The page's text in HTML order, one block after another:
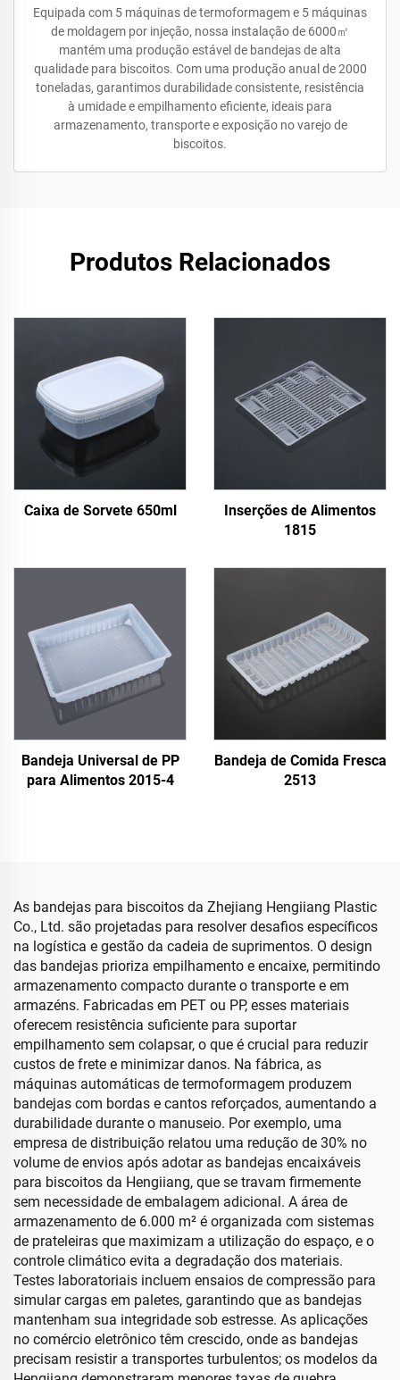
Equipada com 5 máquinas de termoformagem e 5 máquinas
de moldagem por injeção, nossa instalação de 6000㎡
mantém uma produção estável de bandejas de alta
qualidade para biscoitos. Com uma produção anual de 2000
toneladas, garantimos durabilidade consistente, resistência
à umidade e empilhamento eficiente, ideais para
armazenamento, transporte e exposição no varejo de
biscoitos.
Produtos Relacionados
Caixa de Sorvete 650ml
Inserções de Alimentos
1815
Bandeja Universal de PP
para Alimentos 2015-4
Bandeja de Comida Fresca
2513
As bandejas para biscoitos da Zhejiang Hengiiang Plastic
Co., Ltd. são projetadas para resolver desafios específicos
na logística e gestão da cadeia de suprimentos. O design
das bandejas prioriza empilhamento e encaixe, permitindo
armazenamento compacto durante o transporte e em
armazéns. Fabricadas em PET ou PP, esses materiais
oferecem resistência suficiente para suportar
empilhamento sem colapsar, o que é crucial para reduzir
custos de frete e minimizar danos. Na fábrica, as
máquinas automáticas de termoformagem produzem
bandejas com bordas e cantos reforçados, aumentando a
durabilidade durante o manuseio. Por exemplo, uma
empresa de distribuição relatou uma redução de 30% no
volume de envios após adotar as bandejas encaixáveis
para biscoitos da Hengiiang, que se travam firmemente
sem necessidade de embalagem adicional. A área de
armazenamento de 6.000 m² é organizada com sistemas
de prateleiras que maximizam a utilização do espaço, e o
controle climático evita a degradação dos materiais.
Testes laboratoriais incluem ensaios de compressão para
simular cargas em paletes, garantindo que as bandejas
mantenham sua integridade sob estresse. As aplicações
no comércio eletrônico têm crescido, onde as bandejas
precisam resistir a transportes turbulentos; os modelos da